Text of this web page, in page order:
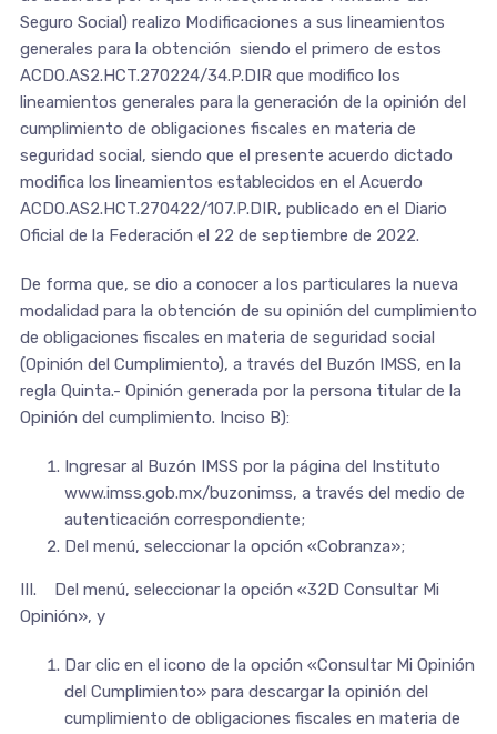
Seguro Social) realizo Modificaciones a sus lineamientos
generales para la obtención siendo el primero de estos
ACDO.AS2.HCT.270224/34.P.DIR que modifico los
lineamientos generales para la generación de la opinión del
cumplimiento de obligaciones fiscales en materia de
seguridad social, siendo que el presente acuerdo dictado
modifica los lineamientos establecidos en el Acuerdo
ACDO.AS2.HCT.270422/107.P.DIR, publicado en el Diario
Oficial de la Federación el 22 de septiembre de 2022.
De forma que, se dio a conocer a los particulares la nueva
modalidad para la obtención de su opinión del cumplimiento
de obligaciones fiscales en materia de seguridad social
(Opinión del Cumplimiento), a través del Buzón IMSS, en la
regla Quinta.- Opinión generada por la persona titular de la
Opinión del cumplimiento. Inciso B):
Ingresar al Buzón IMSS por la página del Instituto
www.imss.gob.mx/buzonimss, a través del medio de
autenticación correspondiente;
Del menú, seleccionar la opción «Cobranza»;
III. Del menú, seleccionar la opción «32D Consultar Mi
Opinión», y
Dar clic en el icono de la opción «Consultar Mi Opinión
del Cumplimiento» para descargar la opinión del
cumplimiento de obligaciones fiscales en materia de